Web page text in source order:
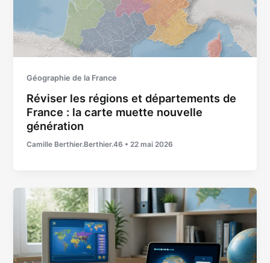
Géographie de la France
Réviser les régions et départements de
France : la carte muette nouvelle
génération
Camille Berthier.Berthier.46 •22 mai 2026